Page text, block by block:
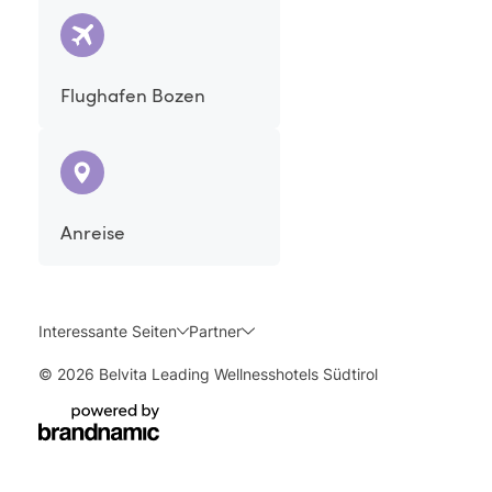
Ihren Hauttyp angepassten Nutzung des Solariums.
Flughafen Bozen
Anreise
Interessante Seiten Partner
© 2026 Belvita Leading Wellnesshotels Südtirol